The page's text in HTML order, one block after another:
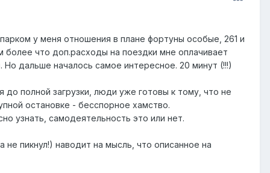
у меня отношения в плане фортуны особые, 261 и
что доп.расходы на поездки мне оплачивает
дальше началось самое интересное. 20 минут (!!!)
полной загрузки, люди уже готовы к тому, что не
остановке - бесспорное хамство.
узнать, самодеятельность это или нет.
пикнул!) наводит на мысль, что описанное на